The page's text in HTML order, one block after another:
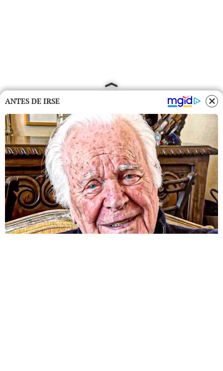
ANTES DE IRSE